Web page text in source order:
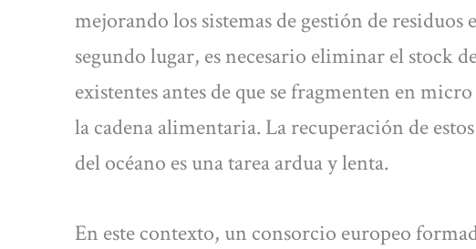
mejorando los sistemas de gestión de residuos
segundo lugar, es necesario eliminar el stock
existentes antes de que se fragmenten en
la cadena alimentaria. La recuperación de
del océano es una tarea ardua y lenta.
En este contexto, un consorcio europeo